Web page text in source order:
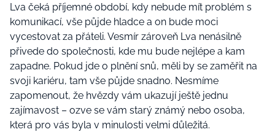
Lva čeká příjemné období, kdy nebude mít problém s
komunikací, vše půjde hladce a on bude moci
vycestovat za přáteli. Vesmír zároveň Lva nenásilně
přivede do společnosti, kde mu bude nejlépe a kam
zapadne. Pokud jde o plnění snů, měli by se zaměřit na
svoji kariéru, tam vše půjde snadno. Nesmíme
zapomenout, že hvězdy vám ukazují ještě jednu
zajímavost – ozve se vám starý známý nebo osoba,
která pro vás byla v minulosti velmi důležitá.